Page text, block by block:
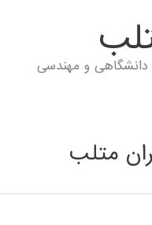
و مهندسی
متلب